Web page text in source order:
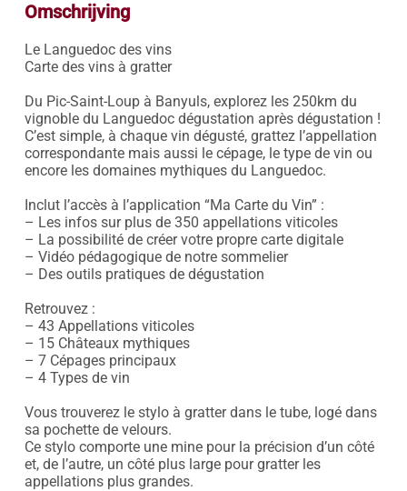
Omschrijving
Le Languedoc des vins
Carte des vins à gratter
Du Pic-Saint-Loup à Banyuls, explorez les 250km du
vignoble du Languedoc dégustation après dégustation !
C’est simple, à chaque vin dégusté, grattez l’appellation
correspondante mais aussi le cépage, le type de vin ou
encore les domaines mythiques du Languedoc.
Inclut l’accès à l’application “Ma Carte du Vin” :
– Les infos sur plus de 350 appellations viticoles
– La possibilité de créer votre propre carte digitale
– Vidéo pédagogique de notre sommelier
– Des outils pratiques de dégustation
Retrouvez :
– 43 Appellations viticoles
– 15 Châteaux mythiques
– 7 Cépages principaux
– 4 Types de vin
Vous trouverez le stylo à gratter dans le tube, logé dans
sa pochette de velours.
Ce stylo comporte une mine pour la précision d’un côté
et, de l’autre, un côté plus large pour gratter les
appellations plus grandes.